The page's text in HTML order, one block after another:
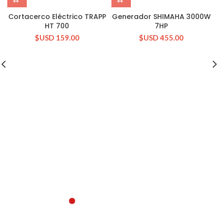
Cortacerco Eléctrico TRAPP
HT 700
$USD 159.00
Generador SHIMAHA 3000W
7HP
$USD 455.00